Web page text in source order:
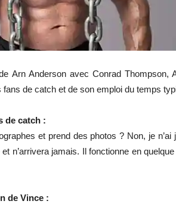
Arn Anderson avec Conrad Thompson,
de catch et de son emploi du temps
de catch :
et prend des photos ? Non, je
n’arrivera jamais. Il fonctionne en
de Vince :